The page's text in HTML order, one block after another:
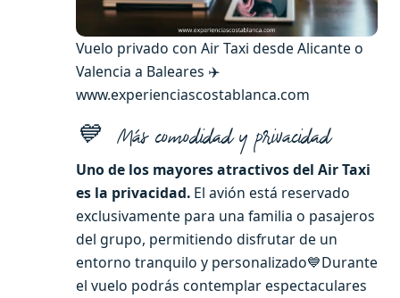
Vuelo privado con Air Taxi desde Alicante o
Valencia a Baleares ✈️
www.experienciascostablanca.com
💙 Más comodidad y privacidad
Uno de los mayores atractivos del Air Taxi
es la privacidad. El avión está reservado
exclusivamente para una familia o pasajeros
del grupo, permitiendo disfrutar de un
entorno tranquilo y personalizado💙Durante
el vuelo podrás contemplar espectaculares